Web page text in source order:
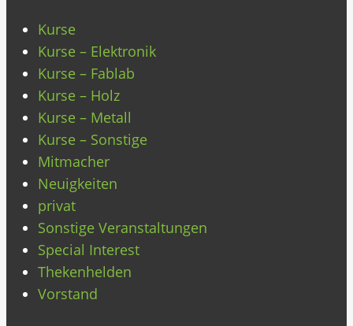
Kurse
Kurse – Elektronik
Kurse – Fablab
Kurse – Holz
Kurse – Metall
Kurse – Sonstige
Mitmacher
Neuigkeiten
privat
Sonstige Veranstaltungen
Special Interest
Thekenhelden
Vorstand